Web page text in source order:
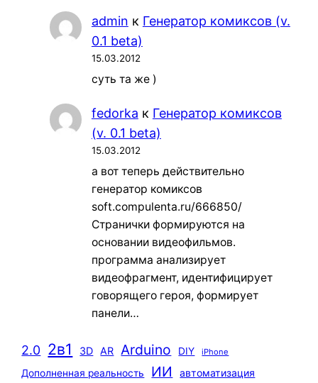
admin к Генератор комиксов (v.
0.1 beta)
15.03.2012
суть та же )
fedorka к Генератор комиксов
(v. 0.1 beta)
15.03.2012
а вот теперь действительно
генератор комиксов
soft.compulenta.ru/666850/
Странички формируются на
основании видеофильмов.
программа анализирует
видеофрагмент, идентифицирует
говорящего героя, формирует
панели…
2.0 2в1 3D AR Arduino DIY iPhone
Дополненная реальность ИИ автоматизация